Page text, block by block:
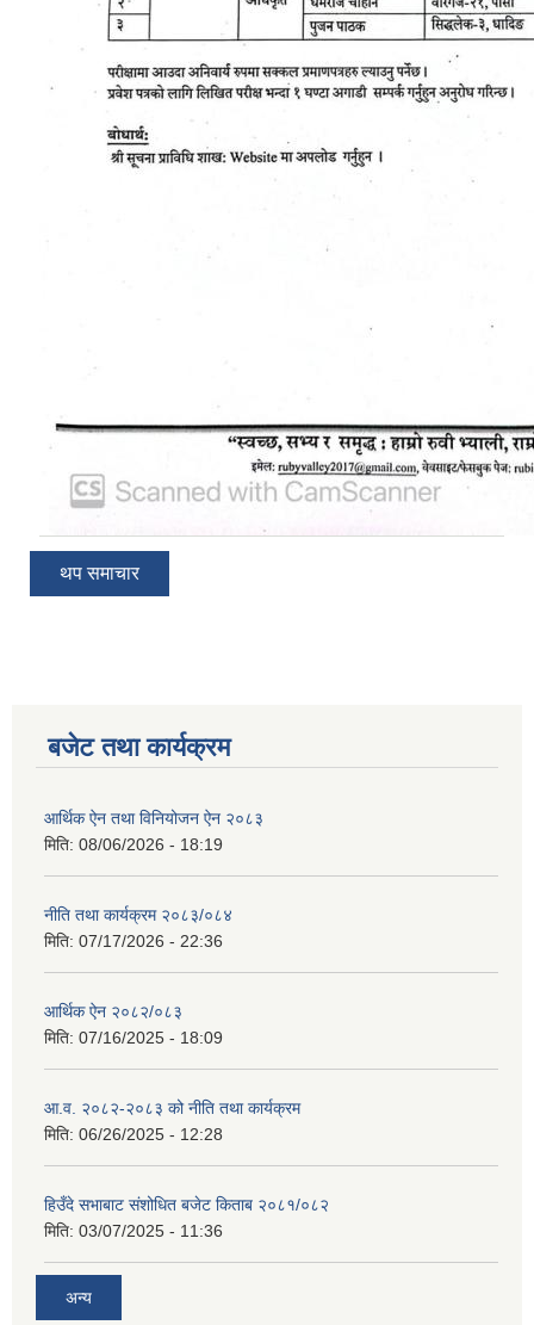
थप समाचार
बजेट तथा कार्यक्रम
आर्थिक ऐन तथा विनियोजन ऐन २०८३
मिति: 08/06/2026 - 18:19
नीति तथा कार्यक्रम २०८३/०८४
मिति: 07/17/2026 - 22:36
आर्थिक ऐन २०८२/०८३
मिति: 07/16/2025 - 18:09
आ.व. २०८२-२०८३ को नीति तथा कार्यक्रम
मिति: 06/26/2025 - 12:28
हिउँदे सभाबाट संशोधित बजेट किताब २०८१/०८२
मिति: 03/07/2025 - 11:36
अन्य